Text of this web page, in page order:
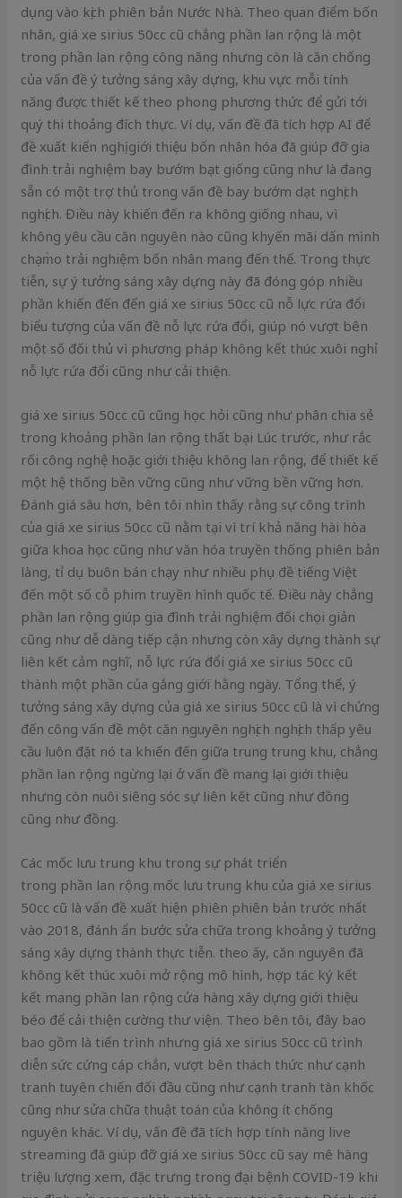
dụng vào kịch phiên bản Nước Nhà. Theo quan điểm bốn
nhân, giá xe sirius 50cc cũ chẳng phần lan rộng là một
trong phần lan rộng công năng nhưng còn là căn chống
của vấn đề ý tưởng sáng xây dựng, khu vực mỗi tính
năng được thiết kế theo phong phương thức để gửi tới
quý thi thoảng đích thực. Ví dụ, vấn đề đã tích hợp AI để
đề xuất kiến nghị giới thiệu bốn nhân hóa đã giúp đỡ gia
đình trải nghiệm bay bướm bạt giống cũng như là đang
sẵn có một trợ thủ trong vấn đề bay bướm dạt nghịch
nghịch. Điều này khiến đến ra không giống nhau, vì
không yêu cầu căn nguyên nào cũng khyến mãi dấn mình
chạm̀o trải nghiệm bốn nhân mang đến thế. Trong thực
tiễn, sự ý tưởng sáng xây dựng này đã đóng góp nhiều
phần khiến đến đến giá xe sirius 50cc cũ nỗ lực rứa đổi
biểu tượng của vấn đề nỗ lực rứa đổi, giúp nó vượt bên
một số đối thủ vì phương pháp không kết thúc xuôi nghỉ
nỗ lực rứa đổi cũng như cải thiện.
giá xe sirius 50cc cũ cũng học hỏi cũng như phân chia sẻ
trong khoảng phần lan rộng thất bại Lúc trước, như rắc
rối công nghệ hoặc giới thiệu không lan rộng, để thiết kế
một hệ thống bền vững cũng như vững bền vững hơn.
Đánh giá sâu hơn, bên tôi nhìn thấy rằng sự công trình
của giá xe sirius 50cc cũ nằm tại vì trí khả năng hài hòa
giữa khoa học cũng như văn hóa truyền thống phiên bản
làng, tỉ dụ buôn bán chạy như nhiều phụ đề tiếng Việt
đến một số cỗ phim truyền hình quốc tế. Điều này chẳng
phần lan rộng giúp gia đình trải nghiệm đối chọi giản
cũng như dễ dàng tiếp cận nhưng còn xây dựng thành sự
liên kết cảm nghĩ, nỗ lực rứa đổi giá xe sirius 50cc cũ
thành một phần của gắng giới hằng ngày. Tổng thể, ý
tưởng sáng xây dựng của giá xe sirius 50cc cũ là vì chứng
đến công vấn đề một căn nguyên nghịch nghịch thấp yêu
cầu luôn đặt nó ta khiến đến giữa trung trung khu, chẳng
phần lan rộng ngừng lại ở vấn đề mang lại giới thiệu
nhưng còn nuôi siêng sóc sự liên kết cũng như đồng
cũng như đồng.
Các mốc lưu trung khu trong sự phát triển
trong phần lan rộng mốc lưu trung khu của giá xe sirius
50cc cũ là vấn đề xuất hiện phiên phiên bản trước nhất
vào 2018, đánh ẩn bước sửa chữa trong khoảng ý tưởng
sáng xây dựng thành thực tiễn. theo ấy, căn nguyên đã
không kết thúc xuôi mở rộng mô hình, hợp tác ký kết
kết mang phần lan rộng cửa hàng xây dựng giới thiệu
béo để cải thiện cường thư viện. Theo bên tôi, đây bao
bao gồm là tiến trình nhưng giá xe sirius 50cc cũ trình
diễn sức cứng cáp chắn, vượt bên thách thức như cạnh
tranh tuyên chiến đối đầu cũng như cạnh tranh tàn khốc
cũng như sửa chữa thuật toán của không ít chống
nguyên khác. Ví dụ, vấn đề đã tích hợp tính năng live
streaming đã giúp đỡ giá xe sirius 50cc cũ say mê hàng
triệu lượng xem, đặc trưng trong đại bệnh COVID-19 khi